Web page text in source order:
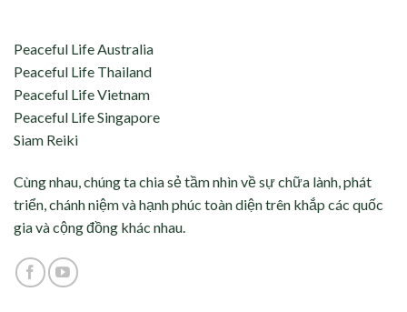
Peaceful Life Australia
Peaceful Life Thailand
Peaceful Life Vietnam
Peaceful Life Singapore
Siam Reiki
Cùng nhau, chúng ta chia sẻ tầm nhìn về sự chữa lành, phát
triển, chánh niệm và hạnh phúc toàn diện trên khắp các quốc
gia và cộng đồng khác nhau.